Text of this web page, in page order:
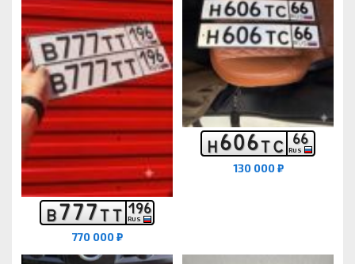
В777ТТ 196
RUS
770 000 ₽
Н606ТС 66
RUS
130 000 ₽